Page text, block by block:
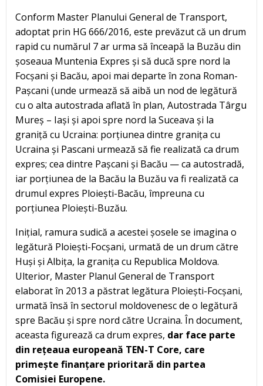
Conform Master Planului General de Transport,
adoptat prin HG 666/2016, este prevăzut că un drum
rapid cu numărul 7 ar urma să înceapă la Buzău din
șoseaua Muntenia Expres și să ducă spre nord la
Focșani și Bacău, apoi mai departe în zona Roman-
Pașcani (unde urmează să aibă un nod de legătură
cu o alta autostrada aflată în plan, Autostrada Târgu
Mureș – Iași și apoi spre nord la Suceava și la
graniță cu Ucraina: porțiunea dintre granița cu
Ucraina și Pascani urmează să fie realizată ca drum
expres; cea dintre Pașcani și Bacău — ca autostradă,
iar porțiunea de la Bacău la Buzău va fi realizată ca
drumul expres Ploiești-Bacău, împreuna cu
porțiunea Ploiești-Buzău.
Inițial, ramura sudică a acestei șosele se imagina o
legătură Ploiești-Focșani, urmată de un drum către
Huși și Albița, la granița cu Republica Moldova.
Ulterior, Master Planul General de Transport
elaborat în 2013 a păstrat legătura Ploiești-Focșani,
urmată însă în sectorul moldovenesc de o legătură
spre Bacău și spre nord către Ucraina. În document,
aceasta figurează ca drum expres, dar face parte
din rețeaua europeană TEN-T Core, care
primește finanțare prioritară din partea
Comisiei Europene.